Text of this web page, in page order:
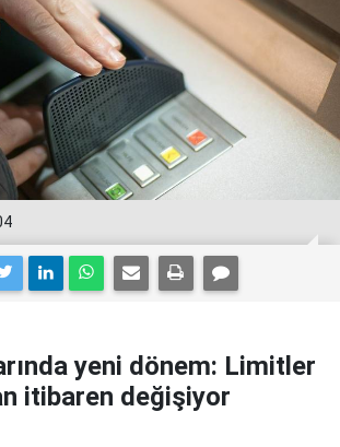
yeni dönem: Limitler
itibaren değişiyor